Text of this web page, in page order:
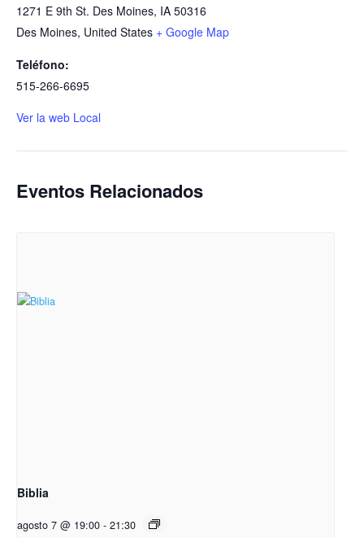
1271 E 9th St. Des Moines, IA 50316
Des Moines, United States + Google Map
Teléfono:
515-266-6695
Ver la web Local
Eventos Relacionados
Biblia
agosto 7 @ 19:00 - 21:30